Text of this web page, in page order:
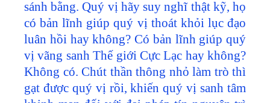
sánh bằng. Quý vị hãy suy nghĩ thật kỹ, họ
có bản lĩnh giúp quý vị thoát khỏi lục đạo
luân hồi hay không? Có bản lĩnh giúp quý
vị vãng sanh Thế giới Cực Lạc hay không?
Không có. Chút thần thông nhỏ làm trò thì
gạt được quý vị rồi, khiến quý vị sanh tâm